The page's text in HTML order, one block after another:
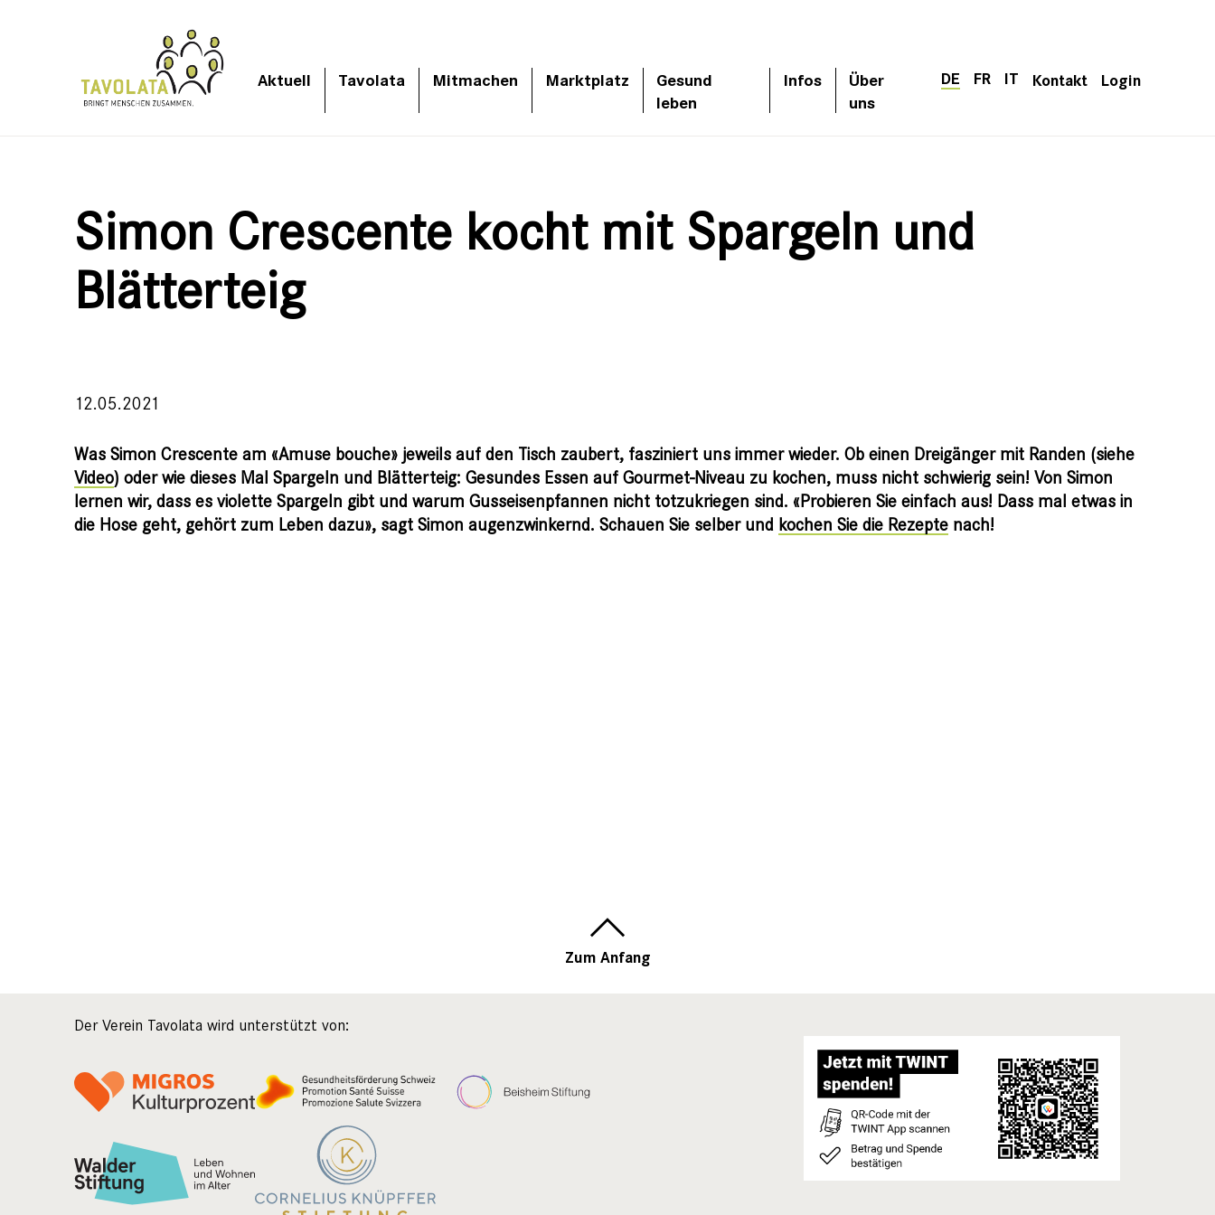
Aktuell Tavolata Mitmachen Marktplatz
Gesund
leben
Infos
Über
uns
DE FR IT Kontakt Login
Simon Crescente kocht mit Spargeln und
Blätterteig
12.05.2021
Was Simon Crescente am «Amuse bouche» jeweils auf den Tisch zaubert, fasziniert uns immer wieder. Ob einen Dreigänger mit Randen (siehe
Video) oder wie dieses Mal Spargeln und Blätterteig: Gesundes Essen auf Gourmet-Niveau zu kochen, muss nicht schwierig sein! Von Simon
lernen wir, dass es violette Spargeln gibt und warum Gusseisenpfannen nicht totzukriegen sind. «Probieren Sie einfach aus! Dass mal etwas in
die Hose geht, gehört zum Leben dazu», sagt Simon augenzwinkernd. Schauen Sie selber und kochen Sie die Rezepte nach!
Zum Anfang
Der Verein Tavolata wird unterstützt von: